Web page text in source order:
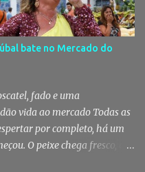
a ser muito mais do que
ponto de encontro entre
entre amigos e famílias,
o Pinhal Novo: a
simples numa tradição que
anos, quando ch...
bate no Mercado do
fado e uma
vida ao mercado Todas as
por completo, há um
O peixe chega fresco, os